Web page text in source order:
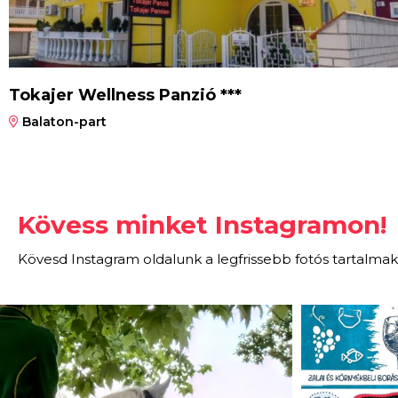
Tokajer Wellness Panzió ***
Balaton-part
Kövess minket Instagramon!
Kövesd Instagram oldalunk a legfrissebb fotós